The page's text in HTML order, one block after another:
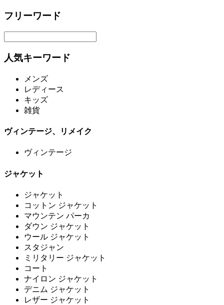
フリーワード
人気キーワード
メンズ
レディース
キッズ
雑貨
ヴィンテージ、リメイク
ヴィンテージ
ジャケット
ジャケット
コットン ジャケット
マウンテン パーカ
ダウン ジャケット
ウール ジャケット
スタジャン
ミリタリー ジャケット
コート
ナイロン ジャケット
デニム ジャケット
レザー ジャケット